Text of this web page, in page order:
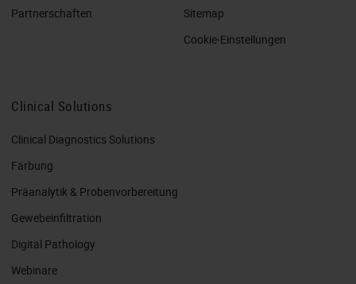
Partnerschaften
Sitemap
Cookie-Einstellungen
Clinical Solutions
Clinical Diagnostics Solutions
Färbung
Präanalytik & Probenvorbereitung
Gewebeinfiltration
Digital Pathology
Webinare